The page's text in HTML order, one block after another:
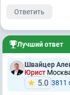
Ответить
Лучший ответ
Швайцер
Юрист
5.0 3811